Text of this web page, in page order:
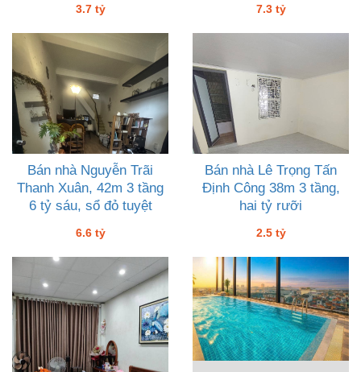
3.7 tỷ 7.3 tỷ
Bán nhà Nguyễn Trãi
Thanh Xuân, 42m 3 tầng
6 tỷ sáu, sổ đỏ tuyệt
6.6 tỷ
Bán nhà Lê Trọng Tấn
Định Công 38m 3 tầng,
hai tỷ rưỡi
2.5 tỷ